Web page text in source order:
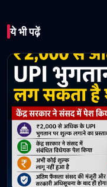
विश्व
के राज्यपाल
“एक पेड़
के माध्यम से
प्रति
June 05, 2026 • 1
ये भी पढ़ें